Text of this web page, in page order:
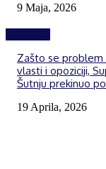
9 Maja, 2026
Zašto se problem
vlasti i opoziciji,
Šutnju prekinuo
19 Aprila, 2026